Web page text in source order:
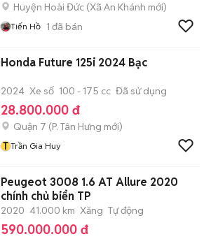
Huyện Hoài Đức (Xã An Khánh mới)
Tiến Hồ 1 đã bán
Honda Future 125i 2024 Bạc
2024 Xe số 100 - 175 cc Đã sử dụng
28.800.000 đ
Quận 7 (P. Tân Hưng mới)
T Trần Gia Huy
Peugeot 3008 1.6 AT Allure 2020
chính chủ biển TP
2020 41.000 km Xăng Tự động
590.000.000 đ